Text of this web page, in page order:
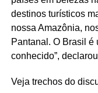
destinos turísticos
nossa Amazônia,
Pantanal. O Brasil é
conhecido”,
Veja trechos do